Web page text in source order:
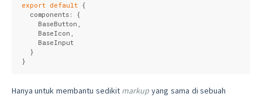
export default {
components : {
    BaseButton,
    BaseIcon,
    BaseInput
  }
}
Hanya untuk membantu sedikit markup yang sama di sebuah